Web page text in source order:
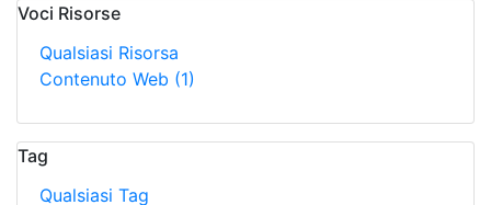
Voci Risorse
Qualsiasi Risorsa
Contenuto Web (1)
Tag
Qualsiasi Tag